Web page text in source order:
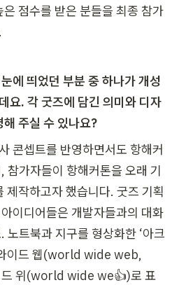
점수를 받은 분들을 최종 참가
에 띄었던 부분 중 하나가 개성
요. 각 굿즈에 담긴 의미와 디자
주실 수 있나요?
콘셉트를 반영하면서도 항해커
참가자들이 항해커톤을 오래 기
제작하고자 했습니다. 굿즈 기획
이디어들은 개발자들과의 대화
노트북과 지구를 형상화한 ‘아크
이드 웹(world wide web,
위(world wide we👍)로 표